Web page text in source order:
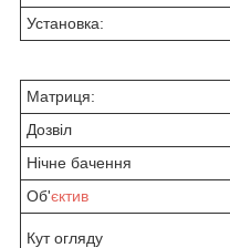
Установка:
Матриця:
Дозвіл
Нічне бачення
Об'єктив
Кут огляду